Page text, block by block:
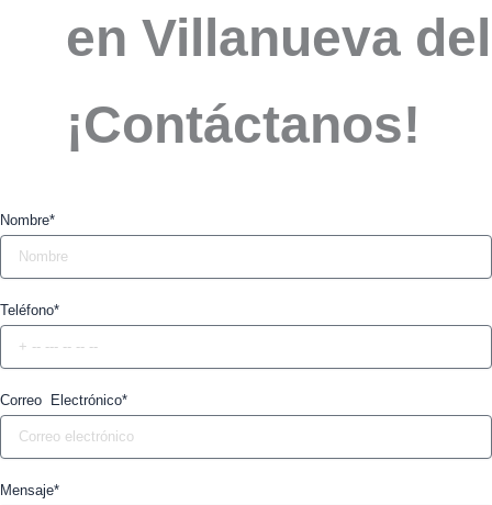
en Villanueva
¡Contáctanos!
Nombre*
Teléfono*
Correo Electrónico*
Mensaje*